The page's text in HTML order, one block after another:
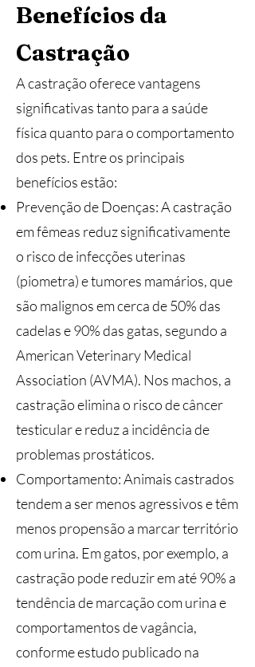
Benefícios da
Castração
A castração oferece vantagens
significativas tanto para a saúde
física quanto para o comportamento
dos pets. Entre os principais
benefícios estão:
Prevenção de Doenças: A castração
em fêmeas reduz significativamente
o risco de infecções uterinas
(piometra) e tumores mamários, que
são malignos em cerca de 50% das
cadelas e 90% das gatas, segundo a
American Veterinary Medical
Association (AVMA). Nos machos, a
castração elimina o risco de câncer
testicular e reduz a incidência de
problemas prostáticos​.
Comportamento: Animais castrados
tendem a ser menos agressivos e têm
menos propensão a marcar território
com urina. Em gatos, por exemplo, a
castração pode reduzir em até 90% a
tendência de marcação com urina e
comportamentos de vagância,
conforme estudo publicado na